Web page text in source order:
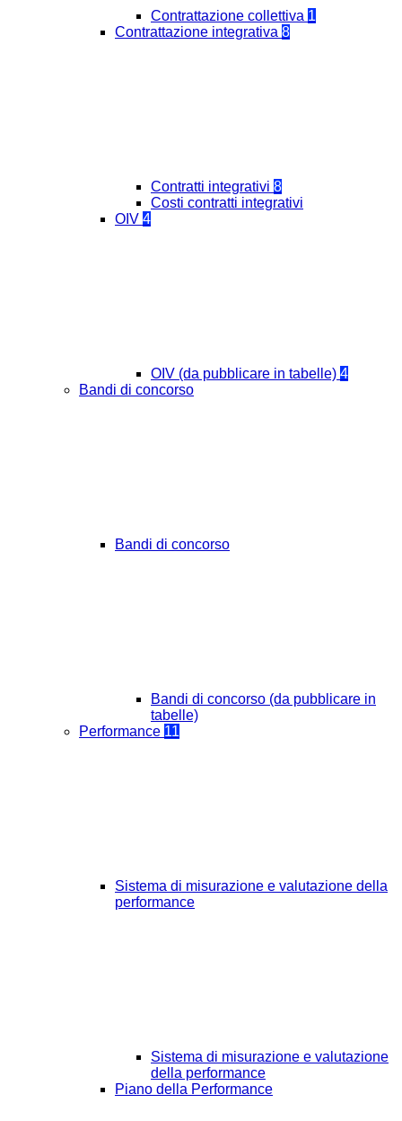
Contrattazione collettiva 1
Contrattazione integrativa 8
Contratti integrativi 8
Costi contratti integrativi
OIV 4
OIV (da pubblicare in tabelle) 4
Bandi di concorso
Bandi di concorso
Bandi di concorso (da pubblicare in
tabelle)
Performance 11
Sistema di misurazione e valutazione della
performance
Sistema di misurazione e valutazione
della performance
Piano della Performance